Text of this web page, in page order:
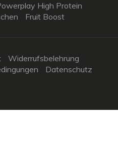
High Protein
Fruit Boost
Widerrufsbelehrung
Datenschutz